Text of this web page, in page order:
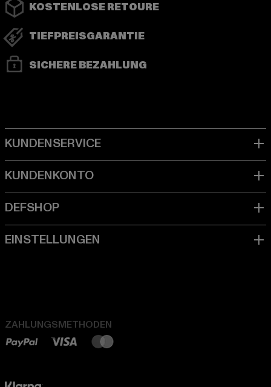
KOSTENLOSE RETOURE
TIEFPREISGARANTIE
SICHERE BEZAHLUNG
ZAHLUNGSMETHODEN